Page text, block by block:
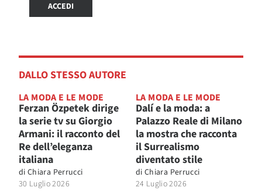
ACCEDI
DALLO STESSO AUTORE
LA MODA E LE MODE
Ferzan Özpetek dirige
la serie tv su Giorgio
Armani: il racconto del
Re dell’eleganza
italiana
di Chiara Perrucci
30 Luglio 2026
LA MODA E LE MODE
Dalí e la moda: a
Palazzo Reale di Milano
la mostra che racconta
il Surrealismo
diventato stile
di Chiara Perrucci
24 Luglio 2026